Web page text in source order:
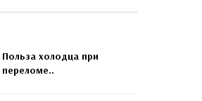
Польза холодца при
переломе..